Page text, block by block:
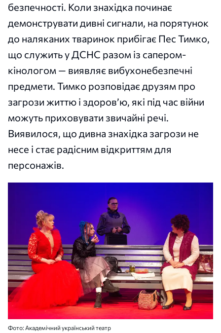
безпечності. Коли знахідка починає
демонструвати дивні сигнали, на порятунок
до наляканих тваринок прибігає Пес Тимко,
що служить у ДСНС разом із сапером-
кінологом — виявляє вибухонебезпечні
предмети. Тимко розповідає друзям про
загрози життю і здоров’ю, які під час війни
можуть приховувати звичайні речі.
Виявилося, що дивна знахідка загрози не
несе і стає радісним відкриттям для
персонажів.
Фото: Академічний український театр